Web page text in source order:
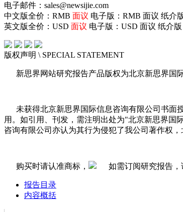
电子邮件：sales@newsijie.com
中文版全价：RMB 面议 电子版：RMB 面议 纸介
英文版全价：USD 面议 电子版：USD 面议 纸介
版权声明 \ SPECIAL STATEMENT
新思界网站研究报告产品版权为北京新思界国
未获得北京新思界国际信息咨询有限公司书面
用。如引用、刊发，需注明出处为"北京新思界国
咨询有限公司亦认为其行为侵犯了我公司著作权
购买时请认准商标， 如需订阅研究报告
报告目录
内容概括